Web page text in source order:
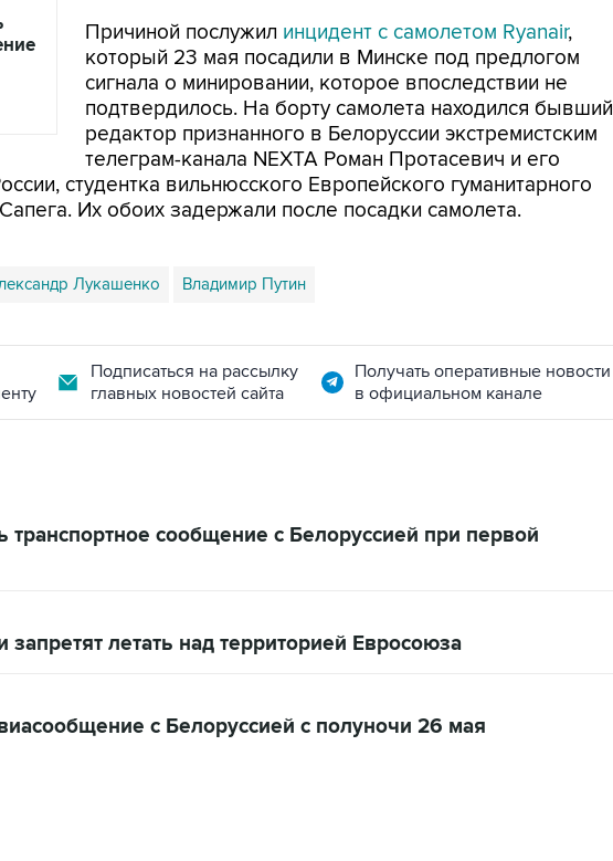
Причиной послужил инцидент с самолетом Ryanair,
который 23 мая посадили в Минске под предлогом
сигнала о минировании, которое впоследствии не
подтвердилось. На борту самолета находился бывший
редактор признанного в Белоруссии экстремистским
телеграм-канала NEXTA Роман Протасевич и его
студентка вильнюсского Европейского гуманитарного
Их обоих задержали после посадки самолета.
Лукашенко Владимир Путин
Подписаться на рассылку
главных новостей сайта
Получать оперативные новости
в официальном канале
транспортное сообщение с Белоруссией при первой
запретят летать над территорией Евросоюза
с Белоруссией с полуночи 26 мая